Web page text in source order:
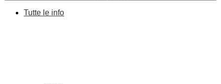
Tutte le info